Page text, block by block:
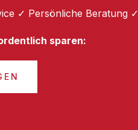
✓ Persönliche Beratung ✓
sparen: